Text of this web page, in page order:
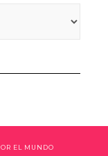
EL MUNDO